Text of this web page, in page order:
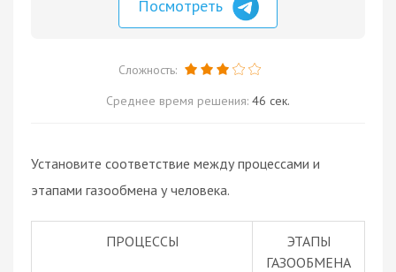
Посмотреть
Сложность:
Среднее время решения: 46 сек.
Установите соответствие между процессами и
этапами газообмена у человека.
ПРОЦЕССЫ
ЭТАПЫ
ГАЗООБМЕНА